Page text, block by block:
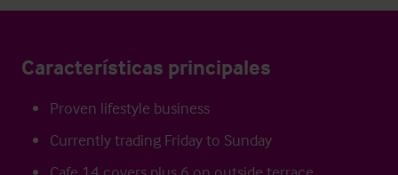
Características principales
Proven lifestyle business
Currently trading Friday to Sunday